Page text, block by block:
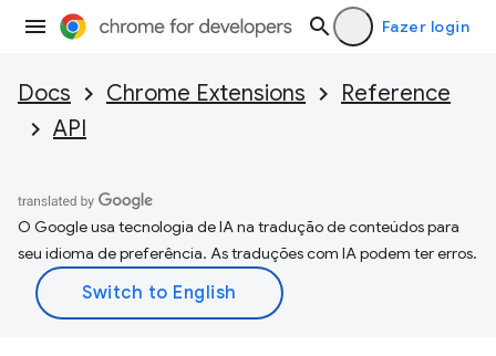
Fazer login
Docs Chrome Extensions
Reference
API
O Google usa tecnologia de IA na tradução de conteúdos para
seu idioma de preferência. As traduções com IA podem ter erros.